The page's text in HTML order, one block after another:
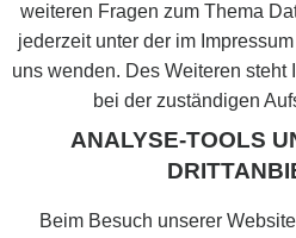
weiteren Fragen zum Thema
jederzeit unter der im
uns wenden. Des Weiteren
bei der zuständigen
ANALYSE-TOOLS
Beim Besuch unserer